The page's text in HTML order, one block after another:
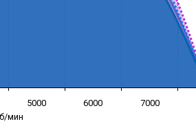
мин
5000 6000 7000